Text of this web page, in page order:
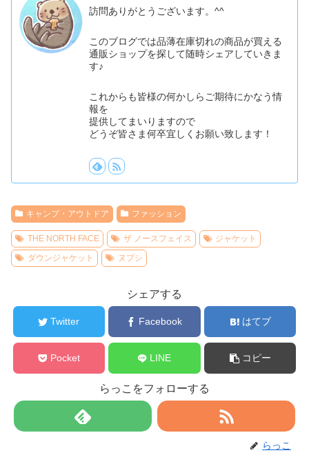
訪問ありがとうございます。^^
このブログでは品薄在庫切れの商品が買える
通販ショップを探して随時シェアしていきま
す♪
これからも皆様の何かしらご期待にかなう情
報を
提供してまいりますので
どうぞ皆さま何卒宜しくお願い致します！
キャンプ・アウトドア ファッション
THE NORTH FACE ザ ノースフェイス
ジャケット
ダウンジャケット
ヌプシ
シェアする
Twitter Facebook はてブ
Pocket LINE コピー
らっこをフォローする
らっこ